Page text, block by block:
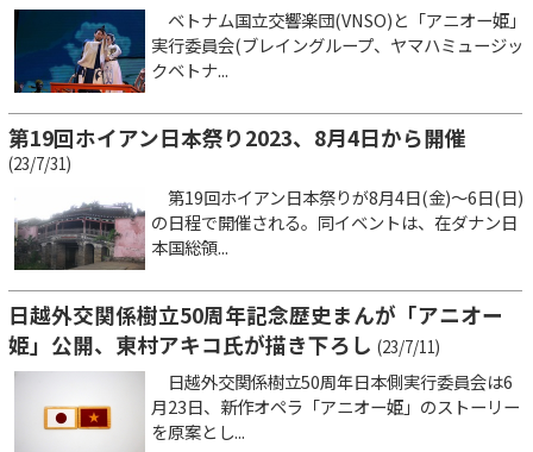
ベトナム国立交響楽団(VNSO)と「アニオー姫」
実行委員会(ブレイングループ、ヤマハミュージッ
クベトナ...
第19回ホイアン日本祭り2023、8月4日から開催
(23/7/31)
第19回ホイアン日本祭りが8月4日(金)～6日(日)
の日程で開催される。同イベントは、在ダナン日
本国総領...
日越外交関係樹立50周年記念歴史まんが「アニオー
姫」公開、東村アキコ氏が描き下ろし (23/7/11)
日越外交関係樹立50周年日本側実行委員会は6
月23日、新作オペラ「アニオー姫」のストーリー
を原案とし...